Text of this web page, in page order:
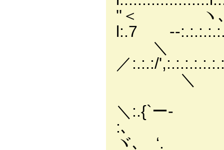
''＜ ヽ
l:.7 ‐-
＼ ＼: :
／:.:.:/
＼ ＼}/:
＼:.{`ー-
:､ } }: :
ヾ､ ‘.